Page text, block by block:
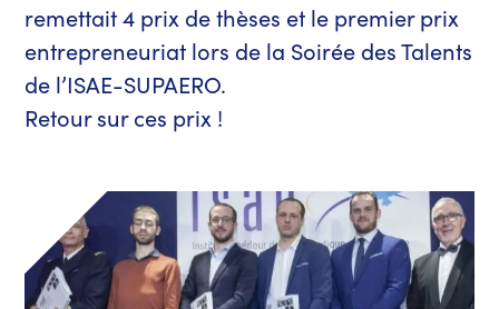
remettait 4 prix de thèses et le premier prix
entrepreneuriat lors de la Soirée des Talents
de l’ISAE-SUPAERO.
Retour sur ces prix !